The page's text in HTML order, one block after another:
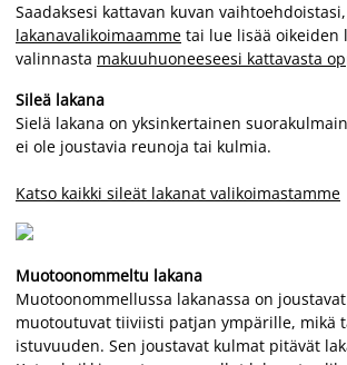
Saadaksesi kattavan kuvan vaihtoehdoistasi,
lakanavalikoimaamme tai lue lisää oikeiden
valinnasta makuuhuoneeseesi kattavasta
Sileä lakana
Sielä lakana on yksinkertainen
ei ole joustavia reunoja tai kulmia.
Katso kaikki sileät lakanat valikoimastamme
Muotoonommeltu lakana
Muotoonommellussa lakanassa on
muotoutuvat tiiviisti patjan ympärille, mikä
istuvuuden. Sen joustavat kulmat pitävät